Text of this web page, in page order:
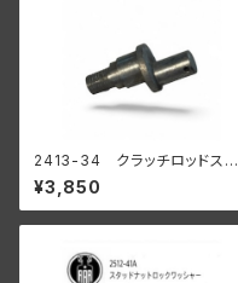
2413-34 クラッチロッドスタ
ッド 1934-37 R WL
陸王
¥3,850